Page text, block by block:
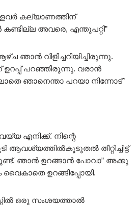
കല്യാണത്തിന്
അവരെ, എന്തുപറ്റി”
ഞാൻ വിളിച്ചറിയിച്ചിരുന്നു.
പറഞ്ഞിരുന്നു. വരാൻ
ഞാനെന്താ പറയാ നിന്നോട്”
എനിക്ക്. നിന്റെ
ആവശ്യത്തിൽകൂടുതൽ തീറ്റിച്ചിട്ട്
ഞാൻ ഉറങ്ങാൻ പോവാ” അക്കു
വൈകാതെ ഉറങ്ങിപ്പോയി.
ഒരു സംശയത്താൽ